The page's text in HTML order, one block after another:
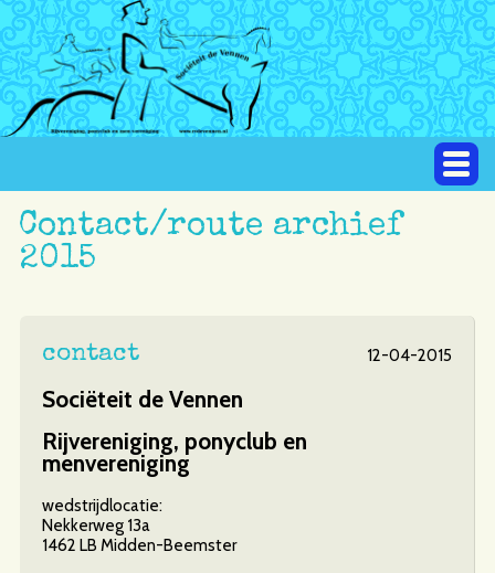
Contact/route archief
2015
12-04-2015
contact
Sociëteit de Vennen
Rijvereniging, ponyclub en
menvereniging
wedstrijdlocatie:
Nekkerweg 13a
1462 LB Midden-Beemster